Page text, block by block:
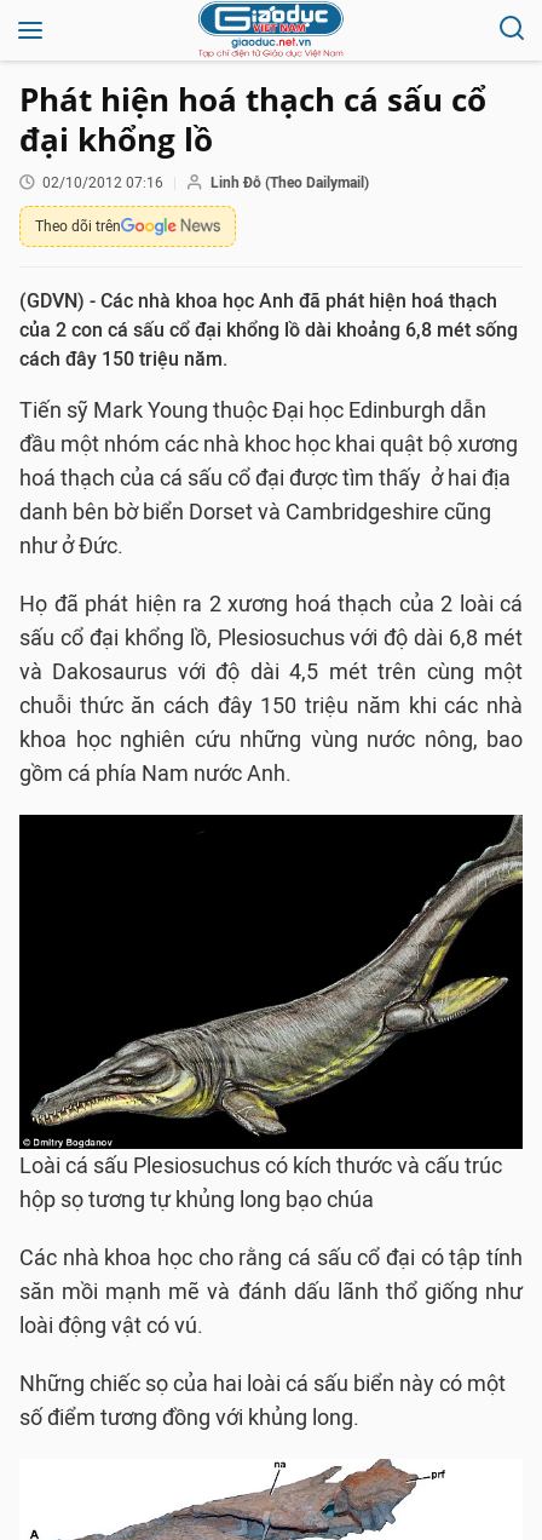
Phát hiện hoá thạch cá sấu cổ
đại khổng lồ
02/10/2012 07:16 Linh Đỗ (Theo Dailymail)
Theo dõi trên
(GDVN) - Các nhà khoa học Anh đã phát hiện hoá thạch
của 2 con cá sấu cổ đại khổng lồ dài khoảng 6,8 mét sống
cách đây 150 triệu năm.
Tiến sỹ Mark Young thuộc Đại học Edinburgh dẫn
đầu một nhóm các nhà khoc học khai quật bộ xương
hoá thạch của cá sấu cổ đại được tìm thấy ở hai địa
danh bên bờ biển Dorset và Cambridgeshire cũng
như ở Đức.
Họ đã phát hiện ra 2 xương hoá thạch của 2 loài cá
sấu cổ đại khổng lồ, Plesiosuchus với độ dài 6,8 mét
và Dakosaurus với độ dài 4,5 mét trên cùng một
chuỗi thức ăn cách đây 150 triệu năm khi các nhà
khoa học nghiên cứu những vùng nước nông, bao
gồm cá phía Nam nước Anh.
Loài cá sấu Plesiosuchus có kích thước và cấu trúc
hộp sọ tương tự khủng long bạo chúa
Các nhà khoa học cho rằng cá sấu cổ đại có tập tính
săn mồi mạnh mẽ và đánh dấu lãnh thổ giống như
loài động vật có vú.
Những chiếc sọ của hai loài cá sấu biển này có một
số điểm tương đồng với khủng long.